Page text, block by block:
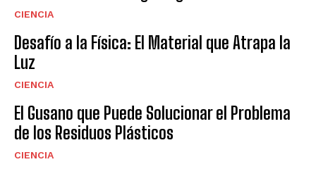
CIENCIA
Desafío a la Física: El Material que Atrapa la
Luz
CIENCIA
El Gusano que Puede Solucionar el Problema
de los Residuos Plásticos
CIENCIA